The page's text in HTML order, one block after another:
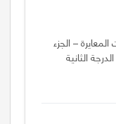
– الجزء
الثانية